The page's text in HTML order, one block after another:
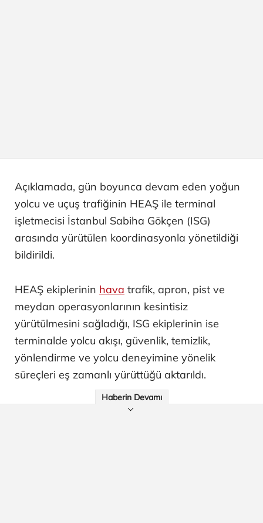
Açıklamada, gün boyunca devam eden yoğun
yolcu ve uçuş trafiğinin HEAŞ ile terminal
işletmecisi İstanbul Sabiha Gökçen (ISG)
arasında yürütülen koordinasyonla yönetildiği
bildirildi.
HEAŞ ekiplerinin hava trafik, apron, pist ve
meydan operasyonlarının kesintisiz
yürütülmesini sağladığı, ISG ekiplerinin ise
terminalde yolcu akışı, güvenlik, temizlik,
yönlendirme ve yolcu deneyimine yönelik
süreçleri eş zamanlı yürüttüğü aktarıldı.
Haberin Devamı